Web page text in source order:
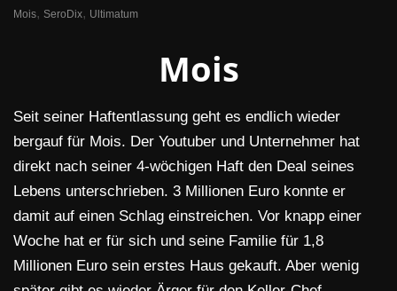
Mois, SeroDix, Ultimatum
Mois
Seit seiner Haftentlassung geht es endlich wieder
bergauf für Mois. Der Youtuber und Unternehmer hat
direkt nach seiner 4-wöchigen Haft den Deal seines
Lebens unterschrieben. 3 Millionen Euro konnte er
damit auf einen Schlag einstreichen. Vor knapp einer
Woche hat er für sich und seine Familie für 1,8
Millionen Euro sein erstes Haus gekauft. Aber wenig